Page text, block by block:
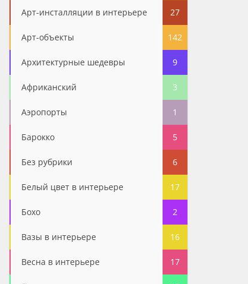
Арт-инсталляции в интерьере 27
Арт-объекты 142
Архитектурные шедевры 9
Африканский 3
Аэропорты 1
Барокко 5
Без рубрики 6
Белый цвет в интерьере 17
Бохо 2
Вазы в интерьере 16
Весна в интерьере 17